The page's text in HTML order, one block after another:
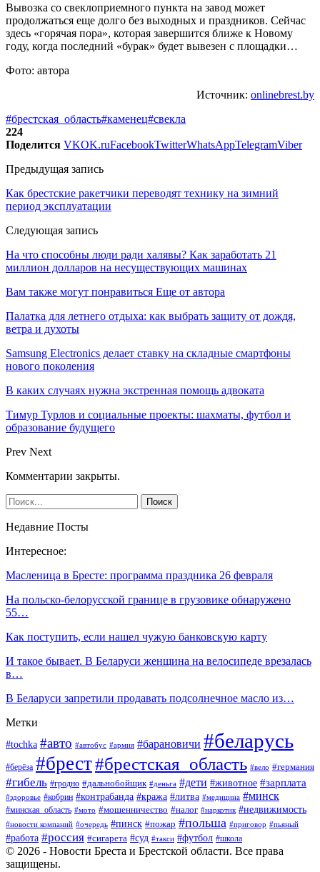
Вывозка со свеклоприемного пункта на завод может
продолжаться еще долго без выходных и праздников. Сейчас
здесь «горячая пора», которая завершится ближе к Новому
году, когда последний «бурак» будет вывезен с площадки…
Фото: автора
Источник: onlinebrest.by
#брестская_область#каменец#свекла
224
Поделится VKOK.ruFacebookTwitterWhatsAppTelegramViber
Предыдущая запись
Как брестские ракетчики переводят технику на зимний
период эксплуатации
Следующая запись
На что способны люди ради халявы? Как заработать 21
миллион долларов на несуществующих машинах
Вам также могут понравиться Еще от автора
Палатка для летнего отдыха: как выбрать защиту от дождя,
ветра и духоты
Samsung Electronics делает ставку на складные смартфоны
нового поколения
В каких случаях нужна экстренная помощь адвоката
Тимур Турлов и социальные проекты: шахматы, футбол и
образование будущего
Prev Next
Комментарии закрыты.
Недавние Посты
Интересное:
Масленица в Бресте: программа праздника 26 февраля
На польско-белорусской границе в грузовике обнаружено
55…
Как поступить, если нашел чужую банковскую карту
И такое бывает. В Беларуси женщина на велосипеде врезалась
в…
В Беларуси запретили продавать подсолнечное масло из…
Метки
#tochka #авто #автобус #армия #барановичи #беларусь
#берёза #брест#брестская_область #вело #германия
#гибель #гродно #дальнобойщик #деньга #дети #животное #зарплата
#здоровье #кобрин #контрабанда #кража #литва #медицина #минск
#минская_область #мото #мошенничество #налог #наркотик #недвижимость
#новости компаний #очередь #пинск #пожар #польша #приговор #пьяный
#работа #россия #сигарета #суд #такси #футбол #школа
© 2026 - Новости Бреста и Брестской области. Все права
защищены.